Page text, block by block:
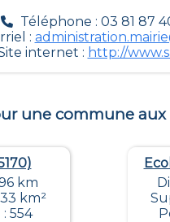
Téléphone : 03 81 87
:
internet : http://
une commune
km
km²
554